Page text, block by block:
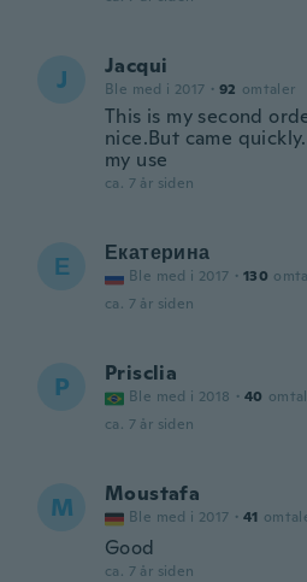
J Jacqui
Ble med i 2017 · 92 omtaler
This is my second
nice.But came
my use
ca. 7 år siden
Е Екатерина
Ble med i 2017 · 130
ca. 7 år siden
P Prisclia
Ble med i 2018 · 40
ca. 7 år siden
M Moustafa
Ble med i 2017 · 41
Good
ca. 7 år siden